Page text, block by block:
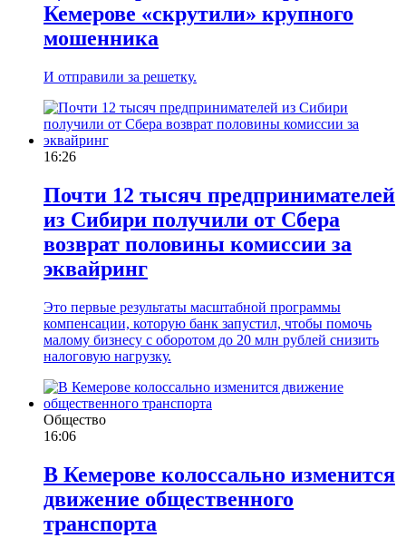
Кемерове «скрутили» крупного
мошенника
И отправили за решетку.
16:26
Почти 12 тысяч предпринимателей
из Сибири получили от Сбера
возврат половины комиссии за
эквайринг
Это первые результаты масштабной программы
компенсации, которую банк запустил, чтобы помочь
малому бизнесу с оборотом до 20 млн рублей снизить
налоговую нагрузку.
Общество
16:06
В Кемерове колоссально изменится
движение общественного
транспорта